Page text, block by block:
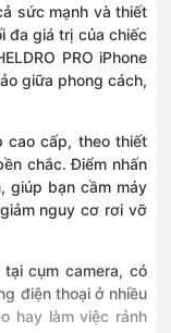
Hồ Chí Minh
Hồ Chí Minh
sức mạnh và thiết
đa giá trị của chiếc
PRO iPhone
giữa phong cách,
cao cấp, theo thiết
chắc. Điểm nhấn
giúp bạn cầm máy
nguy cơ rơi vỡ
cụm camera, có
điện thoại ở nhiều
hay làm việc rảnh